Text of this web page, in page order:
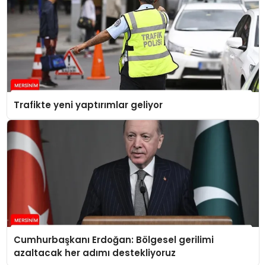
Trafikte yeni yaptırımlar geliyor
Cumhurbaşkanı Erdoğan: Bölgesel gerilimi
azaltacak her adımı destekliyoruz